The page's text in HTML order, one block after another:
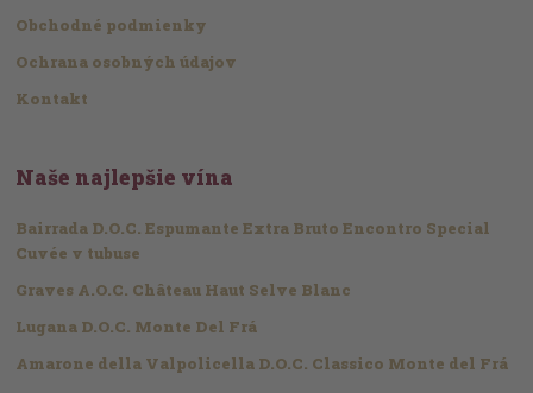
Obchodné podmienky
Ochrana osobných údajov
Kontakt
Naše najlepšie vína
Bairrada D.O.C. Espumante Extra Bruto Encontro Special
Cuvée v tubuse
Graves A.O.C. Château Haut Selve Blanc
Lugana D.O.C. Monte Del Frá
Amarone della Valpolicella D.O.C. Classico Monte del Frá